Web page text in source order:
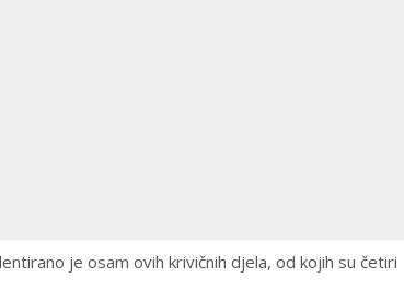
je osam ovih krivičnih djela, od kojih su četiri